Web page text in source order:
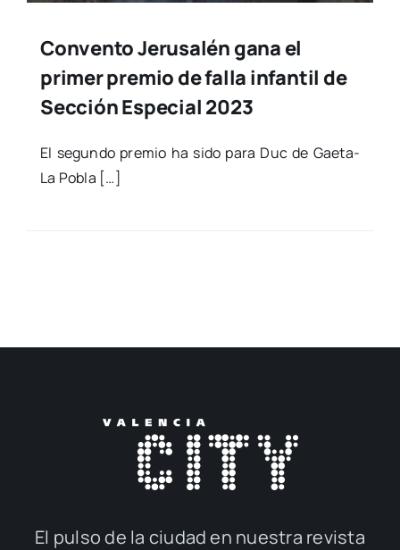
Convento Jerusalén gana el
primer premio de falla infantil de
Sección Especial 2023
El segun­do pre­mio ha sido para Duc de Gae­­ta-
La Pobla […]
El pul­so de la ciu­dad en nues­tra revis­ta